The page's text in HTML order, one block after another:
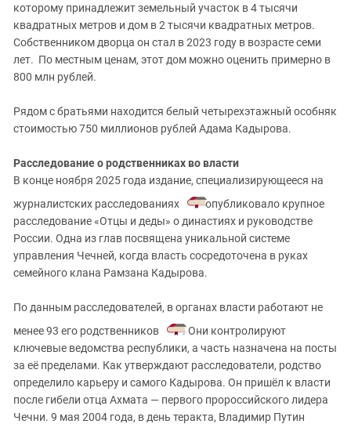
которому принадлежит земельный участок в 4 тысячи
квадратных метров и дом в 2 тысячи квадратных метров.
Собственником дворца он стал в 2023 году в возрасте семи
лет. По местным ценам, этот дом можно оценить примерно в
800 млн рублей.
Рядом с братьями находится белый четырехэтажный особняк
стоимостью 750 миллионов рублей Адама Кадырова.
Расследование о родственниках во власти
В конце ноября 2025 года издание, специализирующееся на
журналистских расследованиях
опубликовало крупное
расследование «Отцы и деды» о династиях и руководстве
России. Одна из глав посвящена уникальной системе
управления Чечней, когда власть сосредоточена в руках
семейного клана Рамзана Кадырова.
По данным расследователей, в органах власти работают не
менее 93 его родственников
. Они контролируют
ключевые ведомства республики, а часть назначена на посты
за её пределами. Как утверждают расследователи, родство
определило карьеру и самого Кадырова. Он пришёл к власти
после гибели отца Ахмата — первого пророссийского лидера
Чечни. 9 мая 2004 года, в день теракта, Владимир Путин